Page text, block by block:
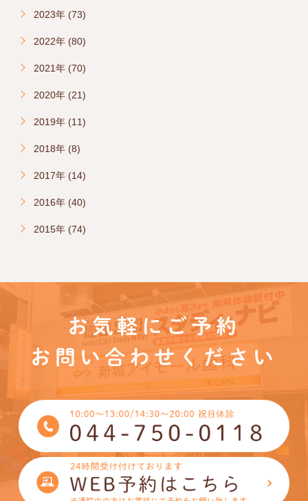
2023年 (73)
2022年 (80)
2021年 (70)
2020年 (21)
2019年 (11)
2018年 (8)
2017年 (14)
2016年 (40)
2015年 (74)
お気軽にご予約
お問い合わせください